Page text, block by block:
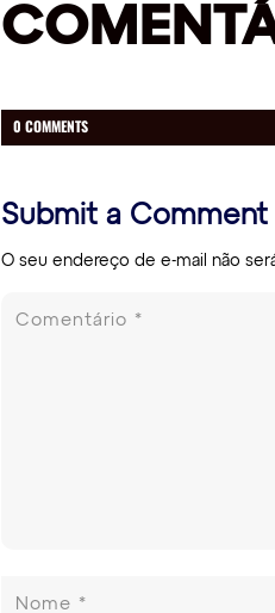
0 COMMENTS
Submit a Comment
O seu endereço de e-mail não